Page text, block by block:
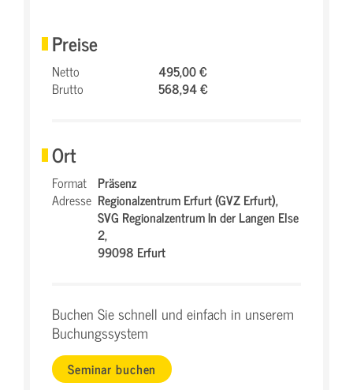
Preise
Netto
495,00 €
Brutto
568,94 €
Ort
Format Präsenz
Adresse Regionalzentrum Erfurt (GVZ Erfurt),
SVG Regionalzentrum In der Langen Else
2,
99098 Erfurt
Buchen Sie schnell und einfach in unserem
Buchungssystem
Seminar buchen